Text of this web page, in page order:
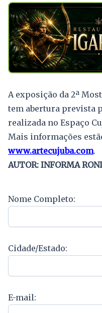
A exposição da 2ª
tem abertura prevista
realizada no Espaço
Mais informações
www.artecujuba.com.
AUTOR: INFORMA
Nome Completo:
Cidade/Estado:
E-mail: